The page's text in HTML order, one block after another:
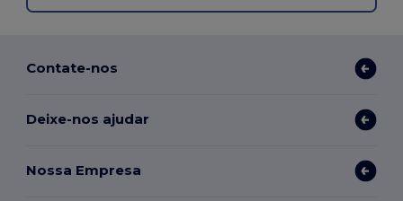
Contate-nos
Deixe-nos ajudar
Nossa Empresa